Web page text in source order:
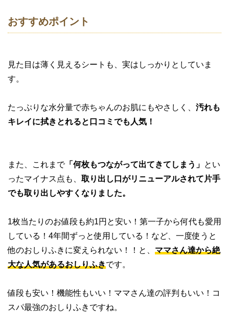
おすすめポイント
見た目は薄く見えるシートも、実はしっかりとしていま
す。
たっぷりな水分量で赤ちゃんのお肌にもやさしく、 汚れも
キレイに拭きとれると口コミでも人気！
また、これまで「何枚もつながって出てきてしまう」 とい
ったマイナス点も、 取り出し口がリニューアルされて片手
でも取り出しやすくなりました。
1枚当たりのお値段も約1円と安い！第一子から何代も愛用
している！4年間ずっと使用している！など、一度使うと
他のおしりふきに変えられない！！と、 ママさん達から絶
大な人気があるおしりふきです。
値段も安い！機能性もいい！ママさん達の評判もいい！コ
スパ最強のおしりふきですね。